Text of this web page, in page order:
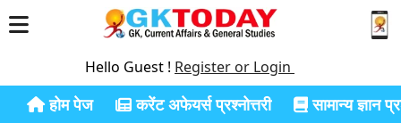
Hello Guest ! Register or Login
होम पेज करेंट अफेयर्स प्रश्नोत्तरी सामान्य ज्ञान